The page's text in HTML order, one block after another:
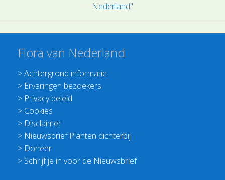
Nederland"
Flora van Nederland
>Achtergrond informatie
> Ervaringen bezoekers
> Privacy beleid
> Cookies
> Disclaimer
> Nieuwsbrief Planten dichterbij
> Doneer
> Schrijf je in voor de Nieuwsbrief